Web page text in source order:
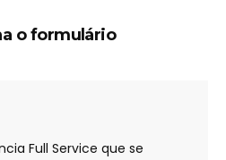
o formulário
Full Service que se